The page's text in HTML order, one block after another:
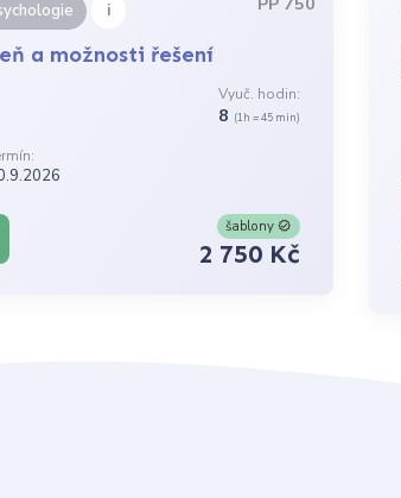
i
a možnosti řešení
Vyuč. hodin:
8 (1h = 45 min)
šablony
2 750 Kč